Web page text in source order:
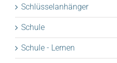
Schlüsselanhänger
Schule
Schule - Lernen